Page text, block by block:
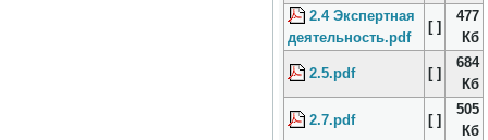
2.4 Экспертная
деятельность.pdf
[ ]
477
Кб
2.5.pdf [ ]
684
Кб
2.7.pdf [ ]
505
Кб